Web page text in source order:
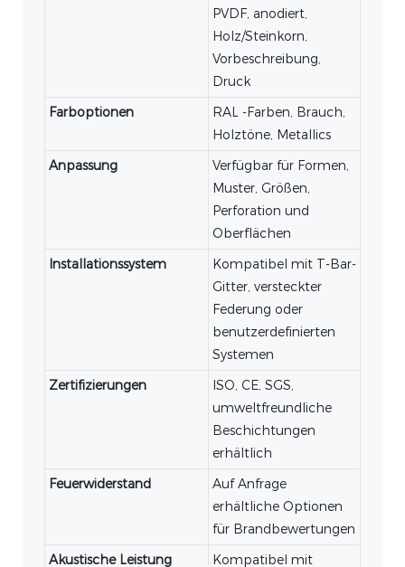
PVDF, anodiert,
Holz/Steinkorn,
Vorbeschreibung,
Druck
Farboptionen
RAL -Farben, Brauch,
Holztöne, Metallics
Anpassung
Verfügbar für Formen,
Muster, Größen,
Perforation und
Oberflächen
Installationssystem
Kompatibel mit T-Bar-
Gitter, versteckter
Federung oder
benutzerdefinierten
Systemen
Zertifizierungen
ISO, CE, SGS,
umweltfreundliche
Beschichtungen
erhältlich
Feuerwiderstand
Auf Anfrage
erhältliche Optionen
für Brandbewertungen
Akustische Leistung
Kompatibel mit